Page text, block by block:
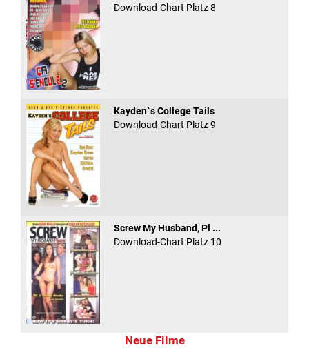
Download-Chart Platz 8
Kayden`s College Tails
Download-Chart Platz 9
Screw My Husband, Pl ...
Download-Chart Platz 10
Neue Filme